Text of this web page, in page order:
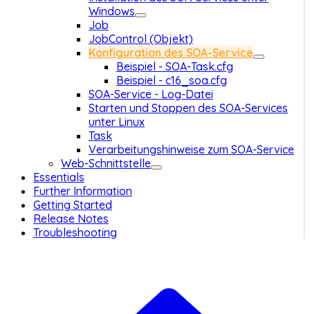
Windows
Job
JobControl (Objekt)
Konfiguration des SOA-Service
Beispiel - SOA-Task.cfg
Beispiel - c16_soa.cfg
SOA-Service - Log-Datei
Starten und Stoppen des SOA-Services
unter Linux
Task
Verarbeitungshinweise zum SOA-Service
Web-Schnittstelle
Essentials
Further Information
Getting Started
Release Notes
Troubleshooting